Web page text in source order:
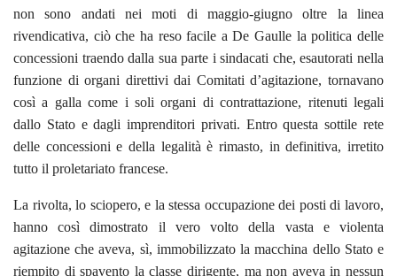
non sono andati nei moti di maggio-giugno oltre la linea
rivendicativa, ciò che ha reso facile a De Gaulle la politica delle
concessioni traendo dalla sua parte i sindacati che, esautorati nella
funzione di organi direttivi dai Comitati d’agitazione, tornavano
così a galla come i soli organi di contrattazione, ritenuti legali
dallo Stato e dagli imprenditori privati. Entro questa sottile rete
delle concessioni e della legalità è rimasto, in definitiva, irretito
tutto il proletariato francese.
La rivolta, lo sciopero, e la stessa occupazione dei posti di lavoro,
hanno così dimostrato il vero volto della vasta e violenta
agitazione che aveva, sì, immobilizzato la macchina dello Stato e
riempito di spavento la classe dirigente, ma non aveva in nessun